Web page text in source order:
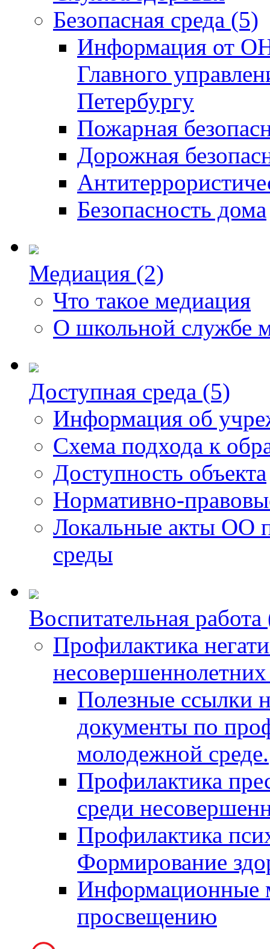
Безопасная среда (5)
Информация от
Главного
Петербургу
Пожарная
Дорожная
Безопасность дома
Медиация (2)
Что такое медиация
О школьной службе
Доступная среда (5)
Информация об
Схема подхода к
Доступность объекта
Нормативно-
Локальные акты ОО
среды
Воспитательная работа
Профилактика
Полезные ссылки
документы по
молодежной среде.
Профилактика
среди
Профилактика
Формирование
Информационные
просвещению